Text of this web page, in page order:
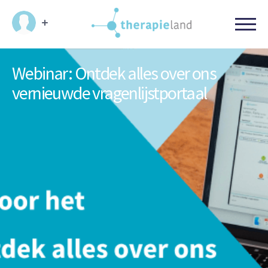
Webinar: Ontdek alles over ons
vernieuwde vragenlijstportaal